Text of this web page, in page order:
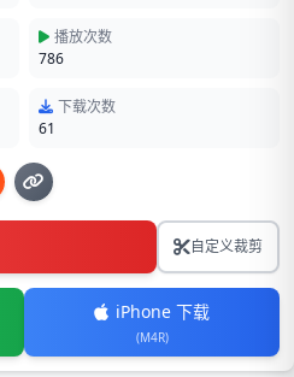
播放次数
786
下载次数
61
自定义裁剪
iPhone 下载
(M4R)